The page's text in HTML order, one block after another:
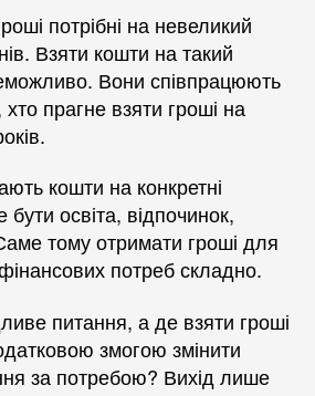
потрібні на невеликий
Взяти кошти на такий
Вони співпрацюють
прагне взяти гроші на
кошти на конкретні
освіта, відпочинок,
тому отримати гроші для
потреб складно.
питання, а де взяти гроші
змогою змінити
за потребою? Вихід лише